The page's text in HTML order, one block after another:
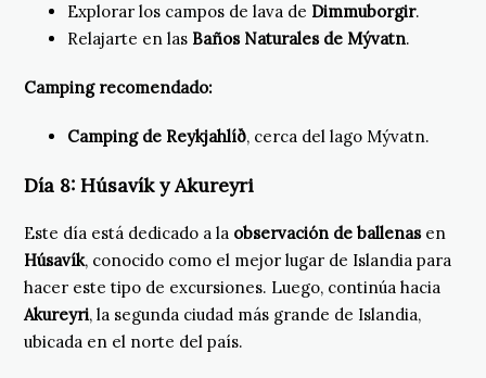
Explorar los campos de lava de Dimmuborgir.
Relajarte en las Baños Naturales de Mývatn.
Camping recomendado:
Camping de Reykjahlíð, cerca del lago Mývatn.
Día 8: Húsavík y Akureyri
Este día está dedicado a la observación de ballenasen
Húsavík, conocido como el mejor lugar de Islandia para
hacer este tipo de excursiones. Luego, continúa hacia
Akureyri, la segunda ciudad más grande de Islandia,
ubicada en el norte del país.